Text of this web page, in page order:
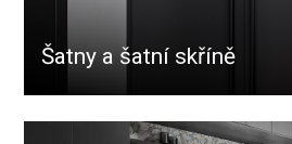
Šatny a šatní skříně